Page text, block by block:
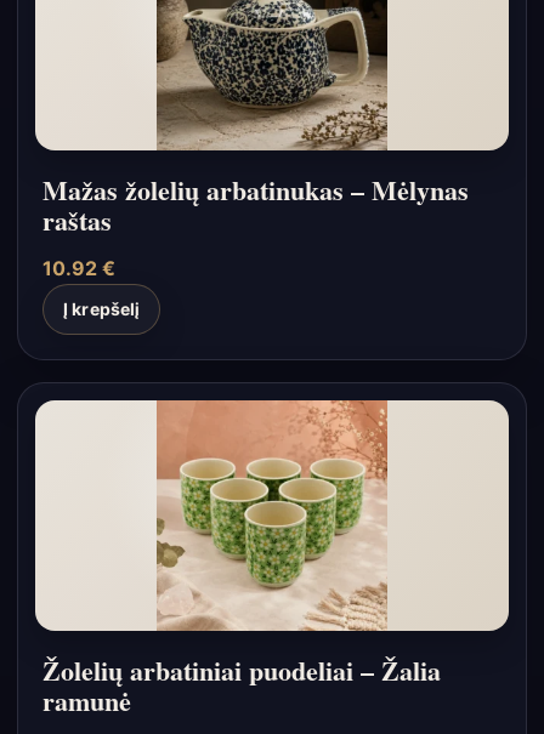
Mažas žolelių arbatinukas – Mėlynas
raštas
10.92 €
Į krepšelį
Žolelių arbatiniai puodeliai – Žalia
ramunė